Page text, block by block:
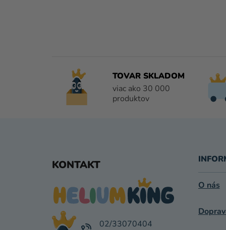
TOVAR SKLADOM
viac ako 30 000
produktov
KONTAKT
02/33070404
O nás